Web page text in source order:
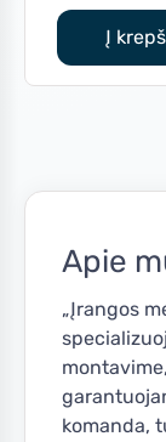
Į
Apie
„Įrangos
komanda,